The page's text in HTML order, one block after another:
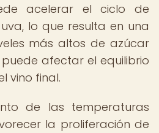
acelerar el ciclo de
lo que resulta en una
más altos de azúcar
afectar el equilibrio
vino final.
de las temperaturas
la proliferación de